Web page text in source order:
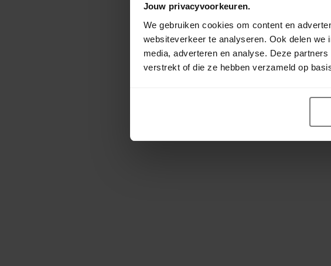
Jouw privacyvoorkeuren.
We gebruiken cookies om content en
websiteverkeer te analyseren. Ook delen
media, adverteren en analyse. Deze
verstrekt of die ze hebben verzameld op